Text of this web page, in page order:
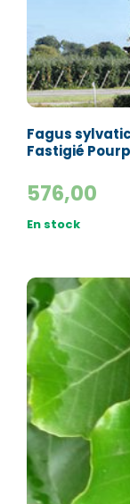
Fagus
Fastigié
576,00
En stock